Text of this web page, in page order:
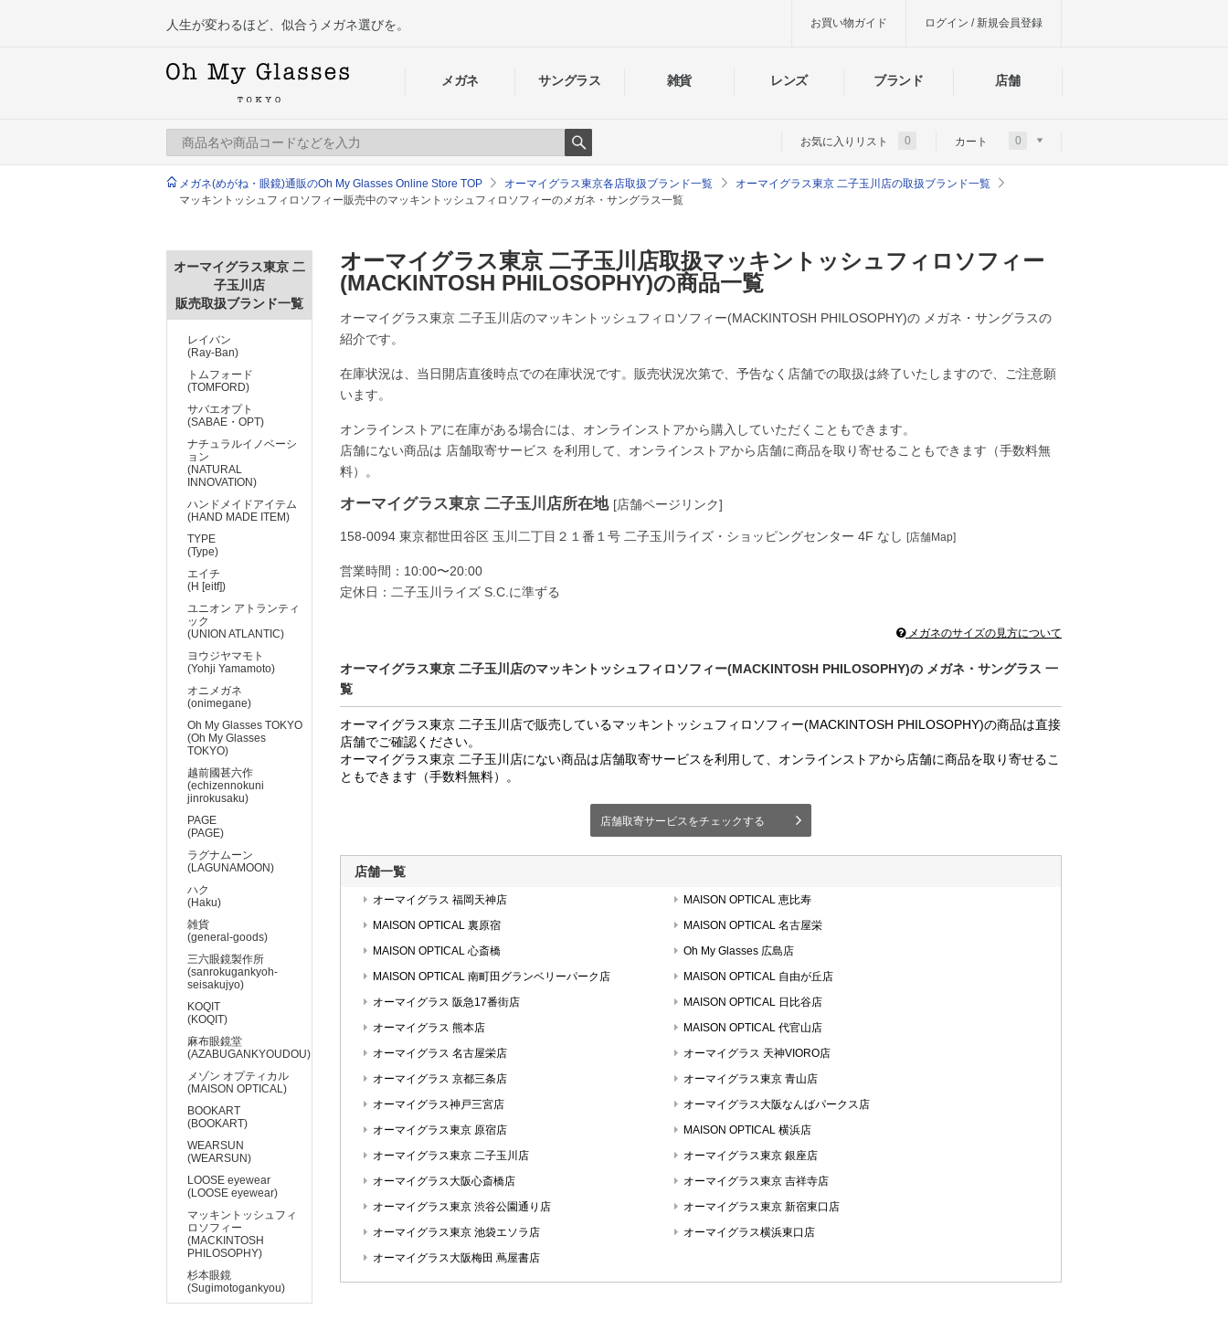
メガネ サングラス 雑貨 レンズ ブランド 店舗
人生が変わるほど、似合うメガネ選びを。 お買い物ガイド ログイン / 新規会員登録
Search
お気に入りリスト 0 カート 0
メガネ(めがね・眼鏡)通販のOh My Glasses Online Store TOP オーマイグラス東京各店取扱ブランド一覧
オーマイグラス東京 二子玉川店の取扱ブランド一覧
マッキントッシュフィロソフィー販売中のマッキントッシュフィロソフィーのメガネ・サングラス一覧
オーマイグラス東京 二子玉川店取扱マッキントッシュフィロソフィー
(MACKINTOSH PHILOSOPHY)の商品一覧
オーマイグラス東京 二子玉川店のマッキントッシュフィロソフィー(MACKINTOSH PHILOSOPHY)の メガネ・サングラスの
紹介です。
在庫状況は、当日開店直後時点での在庫状況です。販売状況次第で、予告なく店舗での取扱は終了いたしますので、ご注意願
います。
オンラインストアに在庫がある場合には、オンラインストアから購入していただくこともできます。
店舗にない商品は 店舗取寄サービス を利用して、オンラインストアから店舗に商品を取り寄せることもできます（手数料無
料）。
オーマイグラス東京 二子玉川店所在地 [店舗ページリンク]
158-0094 東京都世田谷区 玉川二丁目２１番１号 二子玉川ライズ・ショッピングセンター 4F なし [店舗Map]
営業時間：10:00〜20:00
定休日：二子玉川ライズ S.C.に準ずる
メガネのサイズの見方について
オーマイグラス東京 二子玉川店のマッキントッシュフィロソフィー(MACKINTOSH PHILOSOPHY)の メガネ・サングラス 一
覧
オーマイグラス東京 二子玉川店で販売しているマッキントッシュフィロソフィー(MACKINTOSH PHILOSOPHY)の商品は直接
店舗でご確認ください。
オーマイグラス東京 二子玉川店にない商品は店舗取寄サービスを利用して、オンラインストアから店舗に商品を取り寄せるこ
ともできます（手数料無料）。
店舗取寄サービスをチェックする
店舗一覧
オーマイグラス 福岡天神店
MAISON OPTICAL 恵比寿
MAISON OPTICAL 裏原宿
MAISON OPTICAL 名古屋栄
MAISON OPTICAL 心斎橋
Oh My Glasses 広島店
MAISON OPTICAL 南町田グランベリーパーク店
MAISON OPTICAL 自由が丘店
オーマイグラス 阪急17番街店
MAISON OPTICAL 日比谷店
オーマイグラス 熊本店
MAISON OPTICAL 代官山店
オーマイグラス 名古屋栄店
オーマイグラス 天神VIORO店
オーマイグラス 京都三条店
オーマイグラス東京 青山店
オーマイグラス神戸三宮店
オーマイグラス大阪なんばパークス店
オーマイグラス東京 原宿店
MAISON OPTICAL 横浜店
オーマイグラス東京 二子玉川店
オーマイグラス東京 銀座店
オーマイグラス大阪心斎橋店
オーマイグラス東京 吉祥寺店
オーマイグラス東京 渋谷公園通り店
オーマイグラス東京 新宿東口店
オーマイグラス東京 池袋エソラ店
オーマイグラス横浜東口店
オーマイグラス大阪梅田 蔦屋書店
オーマイグラス東京 二
子玉川店
販売取扱ブランド一覧
レイバン
(Ray-Ban)
トムフォード
(TOMFORD)
サバエオプト
(SABAE・OPT)
ナチュラルイノベーシ
ョン
(NATURAL
INNOVATION)
ハンドメイドアイテム
(HAND MADE ITEM)
TYPE
(Type)
エイチ
(H [eitf])
ユニオン アトランティ
ック
(UNION ATLANTIC)
ヨウジヤマモト
(Yohji Yamamoto)
オニメガネ
(onimegane)
Oh My Glasses TOKYO
(Oh My Glasses
TOKYO)
越前國甚六作
(echizennokuni
jinrokusaku)
PAGE
(PAGE)
ラグナムーン
(LAGUNAMOON)
ハク
(Haku)
雑貨
(general-goods)
三六眼鏡製作所
(sanrokugankyoh-
seisakujyo)
KOQIT
(KOQIT)
麻布眼鏡堂
(AZABUGANKYOUDOU)
メゾン オプティカル
(MAISON OPTICAL)
BOOKART
(BOOKART)
WEARSUN
(WEARSUN)
LOOSE eyewear
(LOOSE eyewear)
マッキントッシュフィ
ロソフィー
(MACKINTOSH
PHILOSOPHY)
杉本眼鏡
(Sugimotogankyou)